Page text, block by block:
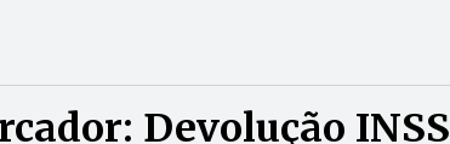
Devolução INSS